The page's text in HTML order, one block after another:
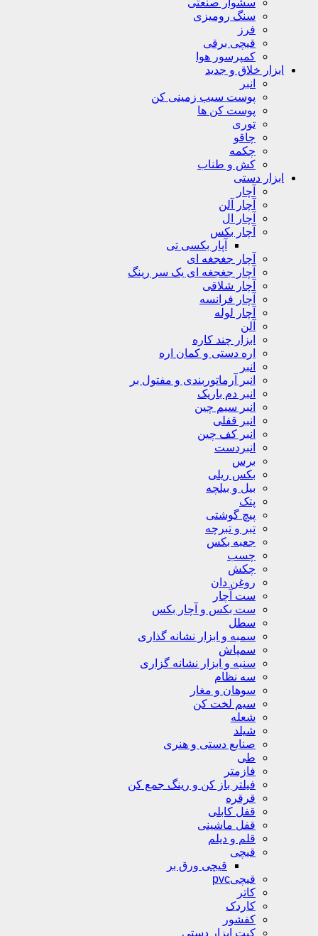
سشوار صنعتی
سنگ رومیزی
فرز
قیچی برقی
کمپرسور هوا
ابزار خلاق و جدید
انبر
پوست سیب زمینی کن
پوست کن ها
توری
چاقو
چکمه
کش و طناب
ابزار دستی
آچار
آچار آلن
آچار ال
آچار بکس
آپار بکسی تی
آچار جغجغه ای
آچار جغجغه ای یک سر رینگ
آچار شلاقی
آچار فرانسه
آچار لوله
آلن
ابزار چند کاره
اره دستی و کمان اره
انبر
انبر آرماتوربندی و مفتول بر
انبر دم باریک
انبر سیم چین
انبر قفلی
انبر کف چین
انبردست
برس
بکس ریلی
بیل و بیلچه
پتک
پیچ گوشتی
تبر و تبرچه
جعبه بکس
چسب
چکش
روغن دان
ست آچار
ست بکس و آچار بکس
سطل
سمبه و ابزار نشانه گذاری
سمپاش
سنبه و ابزار نشانه گزاری
سه نظام
سوهان و مغار
سیم لخت کن
شعله
شیلد
صنایع دستی و هنری
طی
فازمتر
فیلتر باز کن و رینگ جمع کن
قرقره
قفل کابلی
قفل ماشینی
قلم و دیلم
قیچی
قیچی ورق بر
قیچیpvc
کاتر
کاردک
کفشور
کیت ابزار دستی